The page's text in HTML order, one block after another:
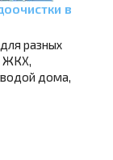
в
разных
ЖКХ,
дома,